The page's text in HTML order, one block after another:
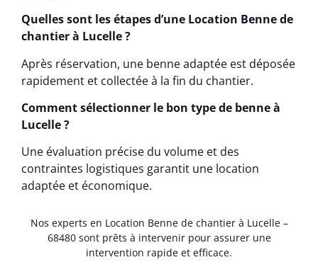
Quelles sont les étapes d’une Location Benne de
chantier à Lucelle ?
Après réservation, une benne adaptée est déposée
rapidement et collectée à la fin du chantier.
Comment sélectionner le bon type de benne à
Lucelle ?
Une évaluation précise du volume et des
contraintes logistiques garantit une location
adaptée et économique.
Nos experts en Location Benne de chantier à Lucelle –
68480 sont prêts à intervenir pour assurer une
intervention rapide et efficace.